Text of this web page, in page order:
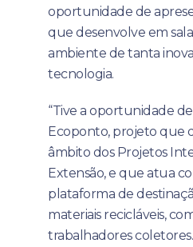
oportunidade de
que desenvolve em
ambiente de tanta
tecnologia.
“Tive a oportunidade
Ecoponto, projeto que
âmbito dos Projetos
Extensão, e que atua
plataforma de
materiais recicláveis,
trabalhadores